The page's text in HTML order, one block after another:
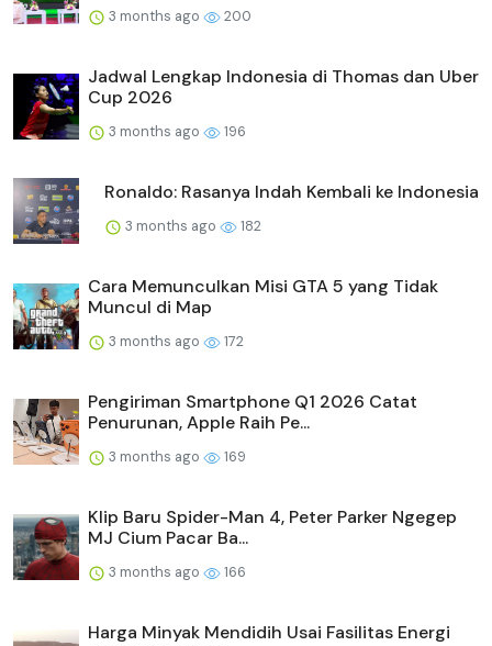
3 months ago 200
Jadwal Lengkap Indonesia di Thomas dan Uber
Cup 2026
3 months ago 196
Ronaldo: Rasanya Indah Kembali ke Indonesia
3 months ago 182
Cara Memunculkan Misi GTA 5 yang Tidak
Muncul di Map
3 months ago 172
Pengiriman Smartphone Q1 2026 Catat
Penurunan, Apple Raih Pe...
3 months ago 169
Klip Baru Spider-Man 4, Peter Parker Ngegep
MJ Cium Pacar Ba...
3 months ago 166
Harga Minyak Mendidih Usai Fasilitas Energi